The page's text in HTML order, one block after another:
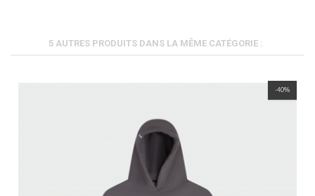
5 AUTRES PRODUITS DANS LA MÊME CATÉGORIE :
-40%